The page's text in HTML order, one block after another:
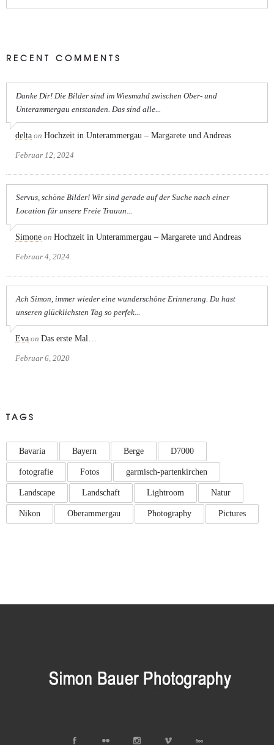
RECENT COMMENTS
Danke Dir! Die Bilder sind im Wiesmahd zwischen Ober- und
Unterammergau entstanden. Das sind alle...
delta on Hochzeit in Unterammergau – Margarete und Andreas
Februar 12, 2024
Servus, schöne Bilder! Wir sind gerade auf der Suche nach einer
Location für unsere Freie Trauun...
Simone on Hochzeit in Unterammergau – Margarete und Andreas
Februar 4, 2024
Ach Simon, immer wieder eine wunderschöne Erinnerung. Du hast
unseren glücklichsten Tag so perfek...
Eva on Das erste Mal…
Februar 6, 2020
TAGS
Bavaria Bayern Berge D7000
fotografie Fotos garmisch-partenkirchen
Landscape Landschaft Lightroom Natur
Nikon Oberammergau Photography Pictures